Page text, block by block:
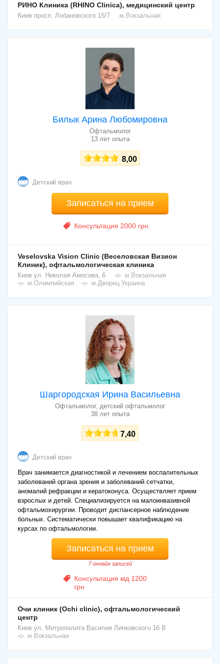
РИНО Клиника (RHINO Clinica), медицинский центр
Киев просп. Лобановского 15/7 м.Вокзальная
Билык Арина Любомировна
Офтальмолог
13 лет опыта
8,00
Детский врач
Записаться на прием
Консультация 2000 грн.
Veselovska Vision Clinic (Веселовская Визион
Клиник), офтальмологическая клиника
Киев ул. Николая Амосова, 6
м.Вокзальная
м.Олимпийская
м.Дворец Украина
Шаргородская Ирина Васильевна
Офтальмолог, детский офтальмолог
38 лет опыта
7,40
Детский врач
Врач занимается диагностикой и лечением воспалительных
заболеваний органа зрения и заболеваний сетчатки,
аномалий рефракции и кератоконуса. Осуществляет прием
взрослых и детей. Специализируется на малоинвазивной
офтальмохирургии. Проводит диспансерное наблюдение
больных. Систематически повышает квалификацию на
курсах по офтальмологии.
Записаться на прием
7 онлайн записей
Консультация від 1200
грн
Очи клиник (Ochi clinic), офтальмологический
центр
Киев ул. Митрополита Василия Липковского 16 В
м.Вокзальная